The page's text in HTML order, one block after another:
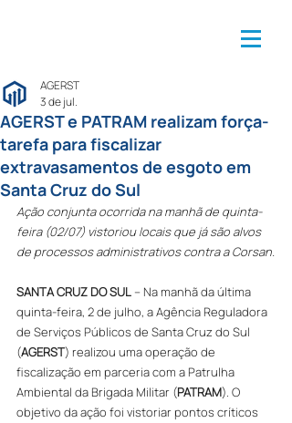
AGERST e PATRAM realizam força-
tarefa para fiscalizar
extravasamentos de esgoto em
Santa Cruz do Sul
AGERST
3 de jul.
Ação conjunta ocorrida na manhã de quinta-
feira (02/07) vistoriou locais que já são alvos
de processos administrativos contra a Corsan.
SANTA CRUZ DO SUL – Na manhã da última
quinta-feira, 2 de julho, a Agência Reguladora
de Serviços Públicos de Santa Cruz do Sul
(AGERST) realizou uma operação de
fiscalização em parceria com a Patrulha
Ambiental da Brigada Militar (PATRAM). O
objetivo da ação foi vistoriar pontos críticos